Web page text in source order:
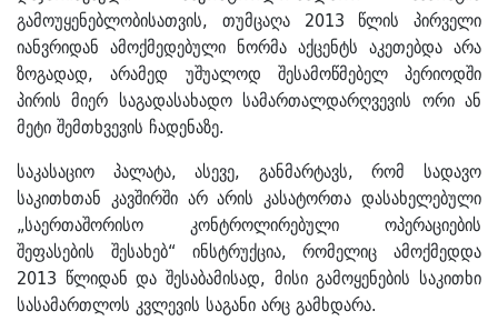
გამოუყენებლობისათვის, თუმცაღა 2013 წლის პირველი
იანვრიდან ამოქმედებული ნორმა აქცენტს აკეთებდა არა
ზოგადად, არამედ უშუალოდ შესამოწმებელ პერიოდში
პირის მიერ საგადასახადო სამართალდარღვევის ორი ან
მეტი შემთხვევის ჩადენაზე.
საკასაციო პალატა, ასევე, განმარტავს, რომ სადავო
საკითხთან კავშირში არ არის კასატორთა დასახელებული
„საერთაშორისო კონტროლირებული ოპერაციების
შეფასების შესახებ“ ინსტრუქცია, რომელიც ამოქმედდა
2013 წლიდან და შესაბამისად, მისი გამოყენების საკითხი
სასამართლოს კვლევის საგანი არც გამხდარა.